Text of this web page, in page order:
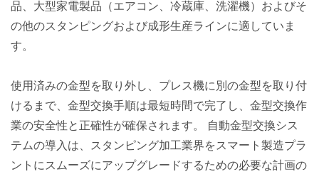
品、大型家電製品（エアコン、冷蔵庫、洗濯機）およびそ
の他のスタンピングおよび成形生産ラインに適していま
す。
使用済みの金型を取り外し、プレス機に別の金型を取り付
けるまで、金型交換手順は最短時間で完了し、金型交換作
業の安全性と正確性が確保されます。 自動金型交換シス
テムの導入は、スタンピング加工業界をスマート製造プラ
ントにスムーズにアップグレードするための必要な計画の